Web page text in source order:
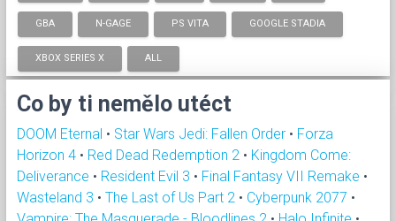
GBA N-GAGE PS VITA GOOGLE STADIA
XBOX SERIES X ALL
Co by ti nemělo utéct
DOOM Eternal • Star Wars Jedi: Fallen Order • Forza
Horizon 4 • Red Dead Redemption 2 • Kingdom Come:
Deliverance • Resident Evil 3 • Final Fantasy VII Remake •
Wasteland 3 • The Last of Us Part 2 • Cyberpunk 2077 •